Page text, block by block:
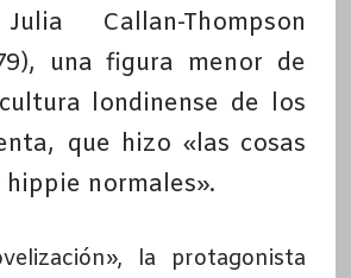
Callan-Thompson
una figura menor de
londinense de los
que hizo «las cosas
normales».
la protagonista